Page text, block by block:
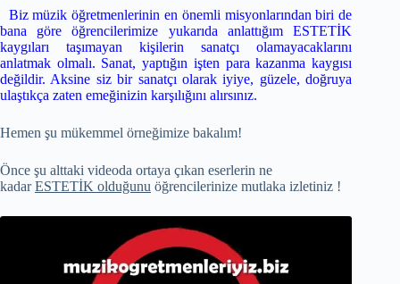
Biz müzik öğretmenlerinin en önemli misyonlarından biri de
bana göre öğrencilerimize yukarıda anlattığım ESTETİK
kaygıları taşımayan kişilerin sanatçı olamayacaklarını
anlatmak olmalı. Sanat, yaptığın işten para kazanma kaygısı
değildir. Aksine siz bir sanatçı olarak iyiye, güzele, doğruya
ulaştıkça zaten emeğinizin karşılığını alırsınız.
Hemen şu mükemmel örneğimize bakalım!
Önce şu alttaki videoda ortaya çıkan eserlerin ne
kadarESTETİK olduğunu öğrencilerinize mutlaka izletiniz !